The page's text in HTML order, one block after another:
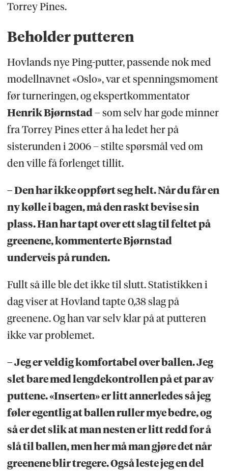
Torrey Pines.
Beholder putteren
Hovlands nye Ping-putter, passende nok med
modellnavnet «Oslo», var et spenningsmoment
før turneringen, og ekspertkommentator
Henrik Bjørnstad– som selv har gode minner
fra Torrey Pines etter å ha ledet her på
sisterunden i 2006 – stilte spørsmål ved om
den ville få forlenget tillit.
– Den har ikke oppført seg helt. Når du får en
ny kølle i bagen, må den raskt bevise sin
plass. Han har tapt over ett slag til feltet på
greenene, kommenterte Bjørnstad
underveis på runden.
Fullt så ille ble det ikke til slutt. Statistikken i
dag viser at Hovland tapte 0,38 slag på
greenene. Og han var selv klar på at putteren
ikke var problemet.
– Jeg er veldig komfortabel over ballen. Jeg
slet bare med lengdekontrollen på et par av
puttene. «Inserten» er litt annerledes så jeg
føler egentlig at ballen ruller mye bedre, og
så er det slik at man nesten er litt redd for å
slå til ballen, men her må man gjøre det når
greenene blir tregere. Også leste jeg en del